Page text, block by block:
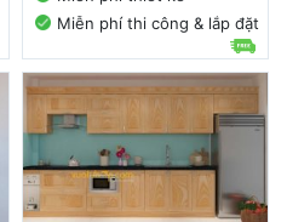
Miễn phí thi công & lắp đặt